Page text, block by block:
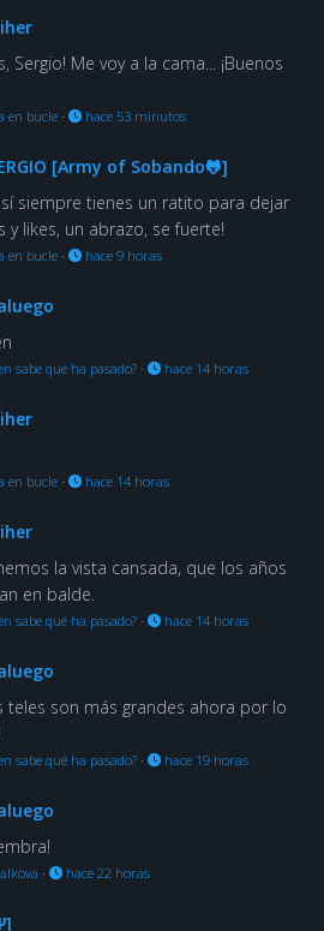
Sergio! Me voy a la cama... ¡Buenos
en bucle · hace 53 minutos
[Army of Sobando🐸]
siempre tienes un ratito para dejar
y likes, un abrazo, se fuerte!
en bucle · hace 9 horas
sabe qué ha pasado? · hace 14 horas
en bucle · hace 14 horas
la vista cansada, que los años
en balde.
sabe qué ha pasado? · hace 14 horas
teles son más grandes ahora por lo
sabe qué ha pasado? · hace 19 horas
· hace 22 horas